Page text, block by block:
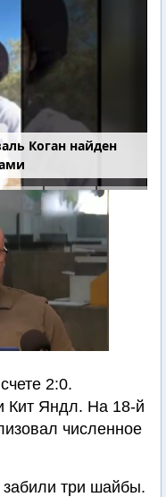
Коган найден
2:0.
Кит Яндл. На 18-й
численное
три шайбы.